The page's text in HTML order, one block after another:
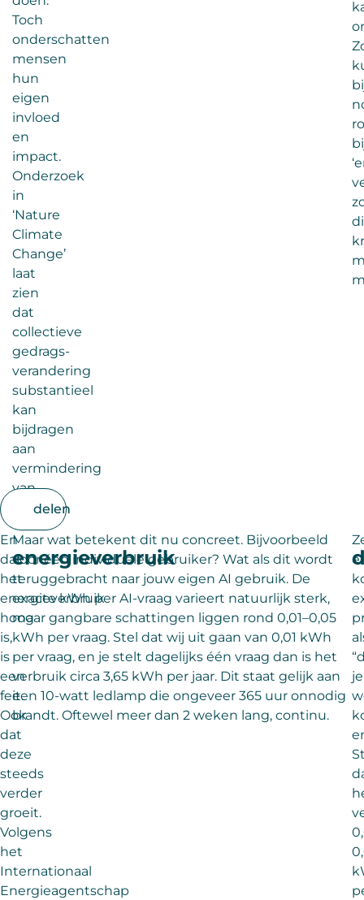
delen
Toch
onderschatten
mensen
hun
eigen
invloed
en
impact.
Onderzoek
in
‘Nature
Climate
Change’
laat
zien
dat
collectieve
gedrags-
verandering
substantieel
kan
bijdragen
aan
vermindering
van
uitstoot.
En
dat
het
energieverbruik
hoog
is,
is
een
feit.
Ook
dat
deze
steeds
verder
groeit.
Volgens
het
Internationaal
Energieagentschap
energieverbruik
Maar wat betekent dit nu concreet. Bijvoorbeeld
voor één individuele gebruiker? Wat als dit wordt
teruggebracht naar jouw eigen AI gebruik. De
exacte kWh per AI-vraag varieert natuurlijk sterk,
maar gangbare schattingen liggen rond 0,01–0,05
kWh per vraag. Stel dat wij uit gaan van 0,01 kWh
per vraag, en je stelt dagelijks één vraag dan is het
verbruik circa 3,65 kWh per jaar. Dit staat gelijk aan
een 10-watt ledlamp die ongeveer 365 uur onnodig
brandt. Oftewel meer dan 2 weken lang, continu.
je